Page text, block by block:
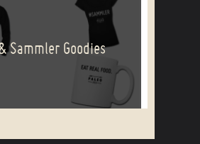
Sammler Goodies